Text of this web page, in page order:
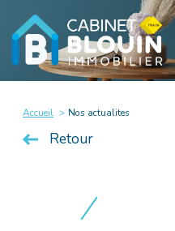
Accueil 0
Accueil Nos actualites
Retour